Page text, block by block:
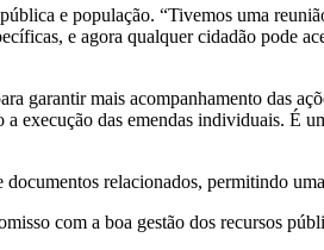
e população. “Tivemos uma
e agora qualquer cidadão pode
garantir mais acompanhamento das
execução das emendas individuais. É
relacionados, permitindo
com a boa gestão dos recursos